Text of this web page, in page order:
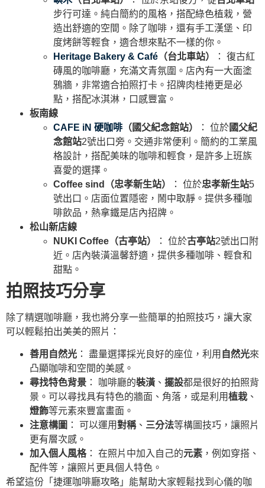
步行可達。純白簡約的風格，搭配綠色植栽，營
造出舒適的空間。除了咖啡，還有手工漢堡、印
度烤餅等輕食，適合想來點不一樣的你。
Heritage Bakery & Café （台北車站）
： 復古紅
磚風的咖啡廳，充滿文青氛圍。店內有一大面塗
鴉牆，非常適合拍照打卡。招牌肉桂捲更是必
點，搭配冰淇淋，口感豐富。
板南線
CAFE iN 硬咖啡 （國父紀念館站） ： 位於國父紀
念館站2號出口旁。交通非常便利。簡約的工業風
格設計，搭配美味的咖啡和輕食，是許多上班族
喜愛的選擇。
Coffee sind（忠孝新生站）
： 位於忠孝新生站5
號出口。店面位置隱密，鬧中取靜。提供多種咖
啡飲品，熱拿鐵是店內招牌。
松山新店線
NUKI Coffee（古亭站）
： 位於古亭站2號出口附
近。店內裝潢溫馨舒適，提供多種咖啡、輕食和
甜點。
拍照技巧分享
除了精選咖啡廳，我也將分享一些簡單的拍照技巧，讓大家
可以輕鬆拍出美美的照片：
善用自然光 ： 盡量選擇採光良好的座位，利用 自然光來
凸顯咖啡和空間的美感。
尋找特色背景 ： 咖啡廳的裝潢 、 擺設都是很好的拍照背
景。可以尋找具有特色的牆面、角落，或是利用植栽 、
燈飾等元素來豐富畫面。
注意構圖 ： 可以運用對稱、 三分法等構圖技巧，讓照片
更有層次感。
加入個人風格： 在照片中加入自己的元素 ，例如穿搭、
配件等，讓照片更具個人特色。
希望這份「捷運咖啡廳攻略」能幫助大家輕鬆找到心儀的咖